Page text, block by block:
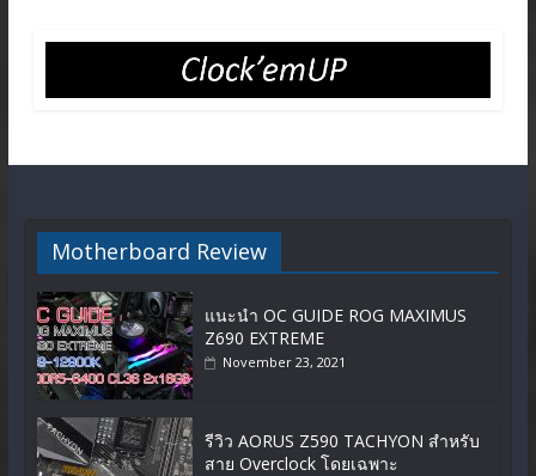
Motherboard Review
แนะนำ OC GUIDE ROG MAXIMUS
Z690 EXTREME
November 23, 2021
รีวิว AORUS Z590 TACHYON สำหรับ
สาย Overclock โดยเฉพาะ